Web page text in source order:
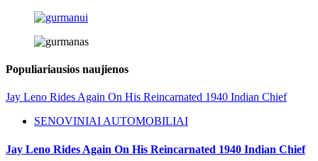
Populiariausios naujienos
Jay Leno Rides Again On His Reincarnated 1940 Indian Chief
SENOVINIAI AUTOMOBILIAI
Jay Leno Rides Again On His Reincarnated 1940 Indian Chief